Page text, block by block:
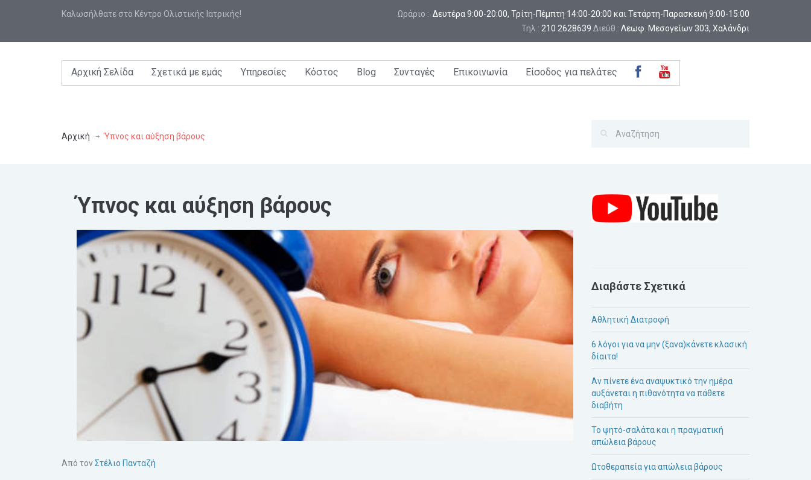
Καλωσήλθατε στο Κέντρο Ολιστικής Ιατρικής! Ωράριο : Δευτέρα 9:00-20:00, Τρίτη-Πέμπτη 14:00-20:00 και Τετάρτη-Παρασκευή 9:00-15:00
Τηλ.: 210 2628639 Διεύθ.: Λεωφ. Μεσογείων 303, Χαλάνδρι
Αρχική Σελίδα Σχετικά με εμάς Υπηρεσίες Κόστος Blog Συνταγές Επικοινωνία Είσοδος για πελάτες
Αρχική Ύπνος και αύξηση βάρους
Ύπνος και αύξηση βάρους
Από τονΣτέλιο Πανταζή
Διαβάστε Σχετικά
Αθλητική Διατροφή
6 λόγοι για να μην (ξανα)κάνετε κλασική
δίαιτα!
Αν πίνετε ένα αναψυκτικό την ημέρα
αυξάνεται η πιθανότητα να πάθετε
διαβήτη
Το ψητό-σαλάτα και η πραγματική
απώλεια βάρους
Ωτοθεραπεία για απώλεια βάρους